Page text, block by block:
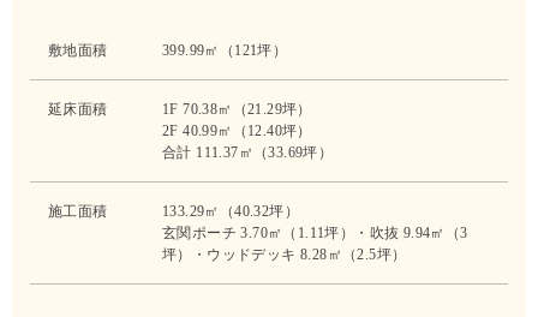
敷地面積 399.99㎡（121坪）
延床面積
1F 70.38㎡（21.29坪）
2F 40.99㎡（12.40坪）
合計 111.37㎡（33.69坪）
施工面積
133.29㎡（40.32坪）
玄関ポーチ 3.70㎡（1.11坪）・吹抜 9.94㎡（3
坪）・ウッドデッキ 8.28㎡（2.5坪）